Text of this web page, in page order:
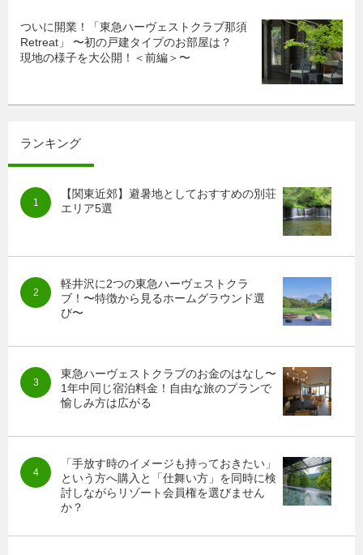
ついに開業！「東急ハーヴェストクラブ那須
Retreat」 〜初の戸建タイプのお部屋は？
現地の様子を大公開！＜前編＞〜
ランキング
【関東近郊】避暑地としておすすめの別荘
エリア5選
軽井沢に2つの東急ハーヴェストクラ
ブ！〜特徴から見るホームグラウンド選
び〜
東急ハーヴェストクラブのお金のはなし〜
1年中同じ宿泊料金！自由な旅のプランで
愉しみ方は広がる
「手放す時のイメージも持っておきたい」
という方へ購入と「仕舞い方」を同時に検
討しながらリゾート会員権を選びません
か？